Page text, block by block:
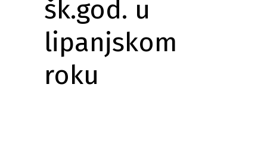
šk.god. u
lipanjskom
roku